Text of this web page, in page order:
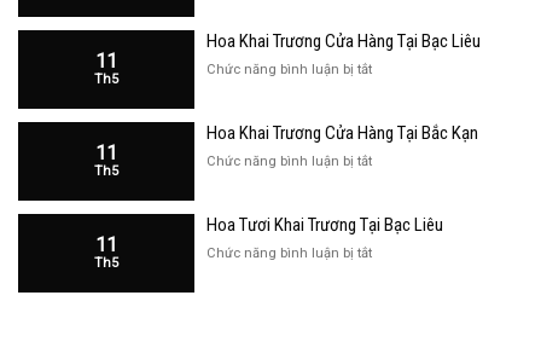
Liêu
Khai
Đẹp
Kạn
11
Th5
Hoa Khai Trương Cửa Hàng Tại Bạc Liêu
Chức năng bình luận bị tắtở
Trương
Hàng
Liêu
11
Th5
Hoa Khai Trương Cửa Hàng Tại Bắc Kạn
Chức năng bình luận bị tắtở
Trương
Hàng
11
Th5
Hoa Tươi Khai Trương Tại Bạc Liêu
Chức năng bình luận bị tắtở